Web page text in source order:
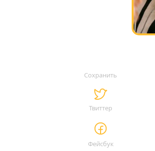
Сохранить
Твиттер
Фейсбук